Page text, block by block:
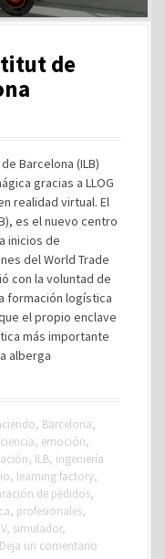
de
Barcelona (ILB)
gracias a LLOG
realidad virtual. El
es el nuevo centro
inicios de
del World Trade
con la voluntad de
formación logística
el propio enclave
más importante
alberga
, Barcelona,
, emoción,
, ILB, ingeniería
, learning factory,
de pedidos,
, profesionales,
, simulador,
Deja un comentario